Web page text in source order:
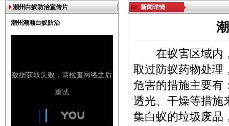
潮州白蚁防治宣传片
潮州潮顺白蚁防治
新闻详情
在蚁害区域内，
取过防蚁药物处理
危害的措施主要有
透光、干燥等措施
集白蚁的垃圾废品